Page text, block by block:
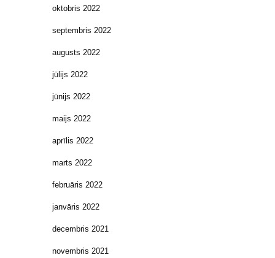
oktobris 2022
septembris 2022
augusts 2022
jūlijs 2022
jūnijs 2022
maijs 2022
aprīlis 2022
marts 2022
februāris 2022
janvāris 2022
decembris 2021
novembris 2021